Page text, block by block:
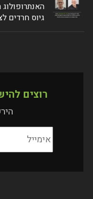
גיוס חרדים
רוצים